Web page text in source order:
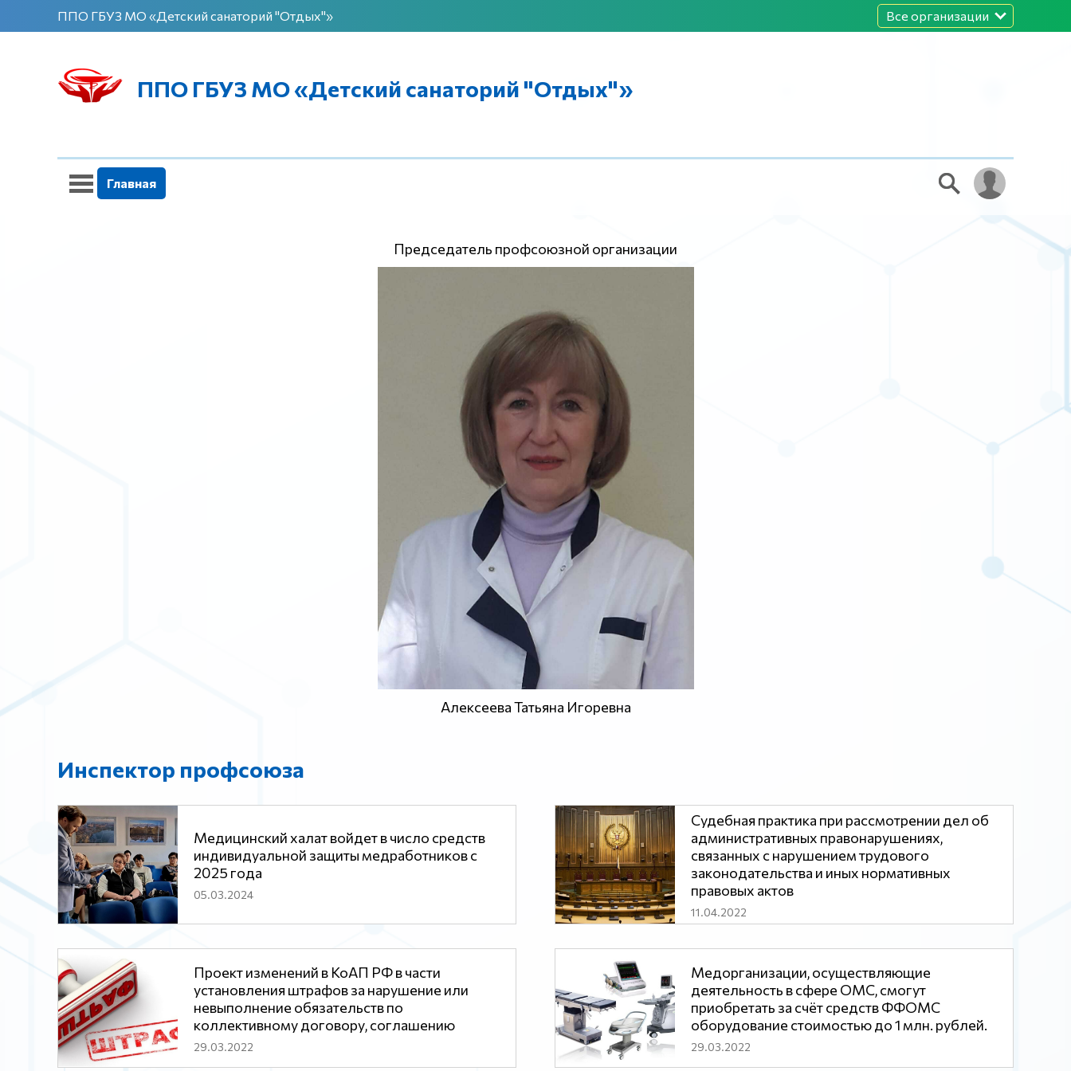
ППО ГБУЗ МО «Детский санаторий "Отдых"» Все организации
ППО ГБУЗ МО «Детский санаторий "Отдых"»
Главная
Председатель профсоюзной организации
Алексеева Татьяна Игоревна
Инспектор профсоюза
Медицинский халат войдет в число средств
индивидуальной защиты медработников с
2025 года
05.03.2024
Судебная практика при рассмотрении дел об
административных правонарушениях,
связанных с нарушением трудового
законодательства и иных нормативных
правовых актов
11.04.2022
Проект изменений в КоАП РФ в части
установления штрафов за нарушение или
невыполнение обязательств по
коллективному договору, соглашению
29.03.2022
Медорганизации, осуществляющие
деятельность в сфере ОМС, смогут
приобретать за счёт средств ФФОМС
оборудование стоимостью до 1 млн. рублей.
29.03.2022